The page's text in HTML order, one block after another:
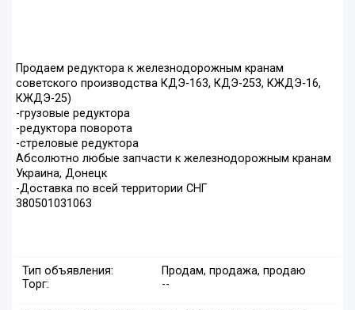
Продаем редуктора к железнодорожным кранам
советского производства КДЭ-163, КДЭ-253, КЖДЭ-16,
КЖДЭ-25)
-грузовые редуктора
-редуктора поворота
-стреловые редуктора
Абсолютно любые запчасти к железнодорожным кранам
Украина, Донецк
-Доставка по всей территории СНГ
380501031063
Тип объявления:
Продам, продажа, продаю
Торг:
--